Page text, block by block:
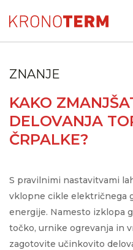
ZNANJE
KAKO
DELOVANJA
ČRPALKE?
S pravilnimi nastavitvami
vklopne cikle električnega
energije. Namesto izklopa
točko, urnike ogrevanja in
zagotovite učinkovito